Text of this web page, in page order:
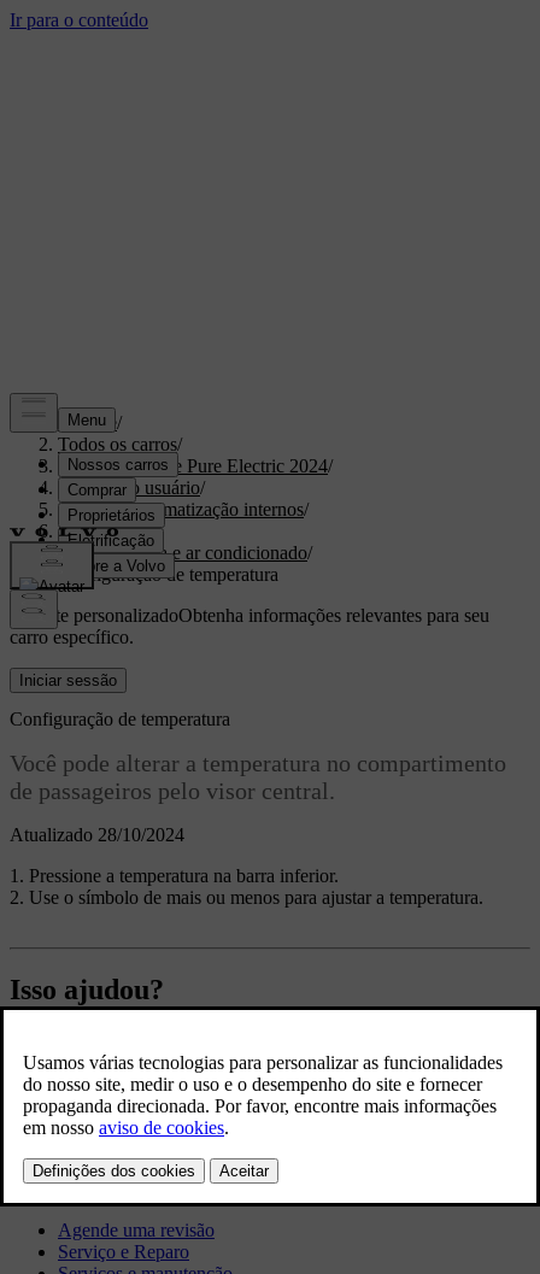
Suporte/
Todos os carros/
XC40 Recharge Pure Electric 2024/
Manual do usuário/
Conforto e climatização internos/
Climatização/
Temperatura e ar condicionado/
Configuração de temperatura
Suporte personalizadoObtenha informações relevantes para seu
carro específico.
Iniciar sessão
Atualizado 28/10/2024
Configuração de temperatura
Você pode alterar a temperatura no compartimento
de passageiros pelo visor central.
Pressione a temperatura na barra inferior.
Use o símbolo de mais ou menos para ajustar a temperatura.
Isso ajudou?